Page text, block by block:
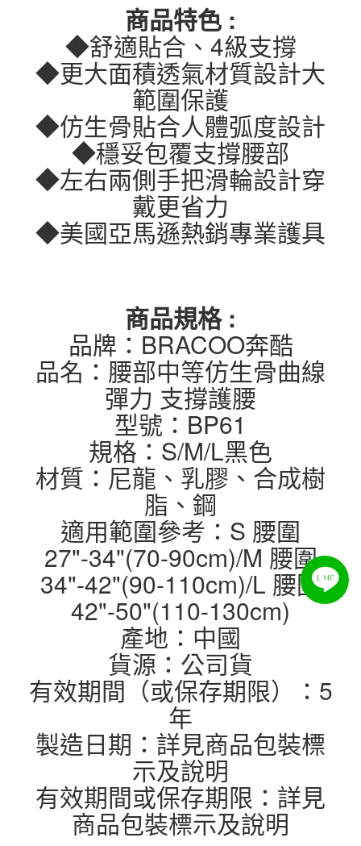
商品特色 :
◆舒適貼合、4級支撐
◆更大面積透氣材質設計大
範圍保護
◆仿生骨貼合人體弧度設計
◆穩妥包覆支撐腰部
◆左右兩側手把滑輪設計穿
戴更省力
◆美國亞馬遜熱銷專業護具
商品規格 :
品牌：BRACOO奔酷
品名：腰部中等仿生骨曲線
彈力 支撐護腰
型號：BP61
規格：S/M/L黑色
材質：尼龍、乳膠、合成樹
脂、鋼
適用範圍參考：S 腰圍
27"-34"(70-90cm)/M 腰圍
34"-42"(90-110cm)/L 腰圍
42"-50"(110-130cm)
產地：中國
貨源：公司貨
有效期間（或保存期限）：5
年
製造日期：詳見商品包裝標
示及說明
有效期間或保存期限：詳見
商品包裝標示及說明